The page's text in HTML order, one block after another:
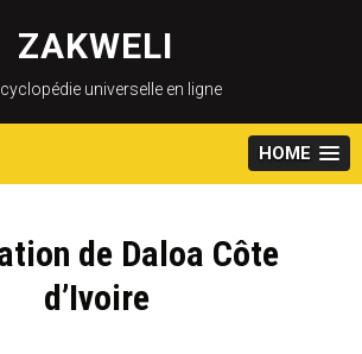
content
ZAKWELI
universelle en ligne
HOME
de Daloa Côte
d’Ivoire